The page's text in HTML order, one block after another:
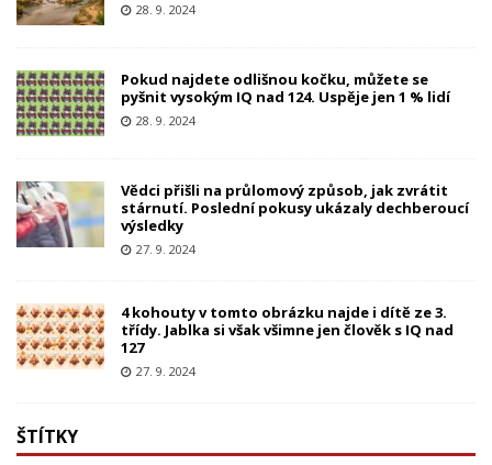
28. 9. 2024
Pokud najdete odlišnou kočku, můžete se
pyšnit vysokým IQ nad 124. Uspěje jen 1 % lidí
28. 9. 2024
Vědci přišli na průlomový způsob, jak zvrátit
stárnutí. Poslední pokusy ukázaly dechberoucí
výsledky
27. 9. 2024
4 kohouty v tomto obrázku najde i dítě ze 3.
třídy. Jablka si však všimne jen člověk s IQ nad
127
27. 9. 2024
ŠTÍTKY